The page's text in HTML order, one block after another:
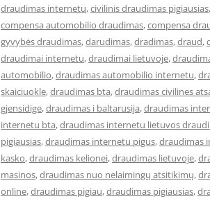
draudimas internetu,civilinis draudimas pigiausias,
compensa automobilio draudimas,compensa
gyvybės draudimas,darudimas,dradimas,draud,
draudimai internetu,draudimai lietuvoje,
automobilio,draudimas automobilio internetu,
skaiciuokle,draudimas bta,draudimas civilines
gjensidige,draudimas i baltarusija,draudimas
internetu bta,draudimas internetu lietuvos
pigiausias,draudimas internetu pigus,draudimas
kasko,draudimas kelionei,draudimas lietuvoje,
masinos,draudimas nuo nelaimingų atsitikimų,
online,draudimas pigiau,draudimas pigiausias,